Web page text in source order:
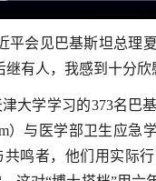
平会见巴基斯坦总理
有人，我感到十分欣
大学学习的373名巴
）与医学部卫生应急
鸣者，他们用实际